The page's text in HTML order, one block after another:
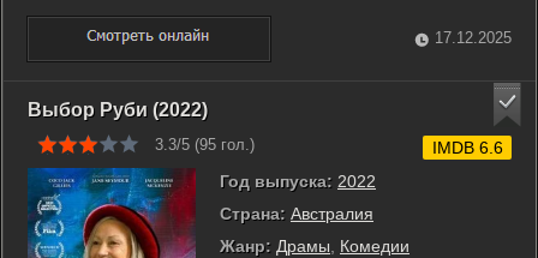
журналистку в участницу опасной игры. Во время записи
Сон Чжу пытается удержать контроль над разговором и
выяснить правду о его преступлениях но ...
17.12.2025
Выбор Руби (2022)
3.3/5 (95 гол.)
Год выпуска: 2022
Страна: Австралия
Жанр: Драмы, Комедии
IMDB 6.6